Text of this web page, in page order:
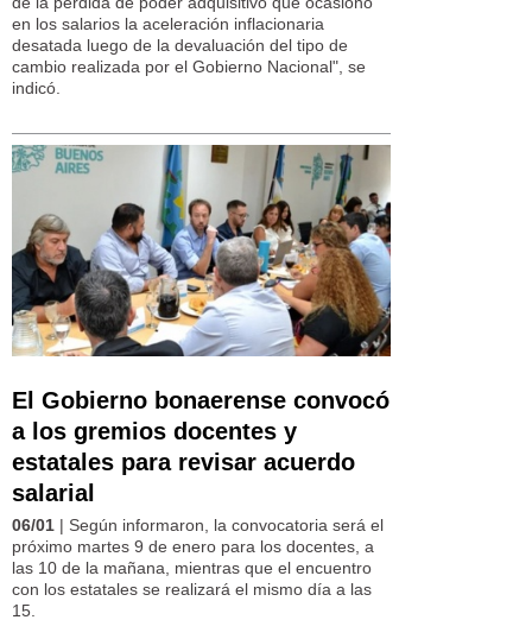
en los salarios la aceleración inflacionaria
desatada luego de la devaluación del tipo de
cambio realizada por el Gobierno Nacional", se
indicó.
El Gobierno bonaerense convocó
a los gremios docentes y
estatales para revisar acuerdo
salarial
06/01 | Según informaron, la convocatoria será el
próximo martes 9 de enero para los docentes, a
las 10 de la mañana, mientras que el encuentro
con los estatales se realizará el mismo día a las
15.